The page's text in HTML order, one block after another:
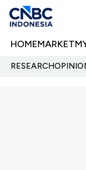
HOMEMARKET
RESEARCH